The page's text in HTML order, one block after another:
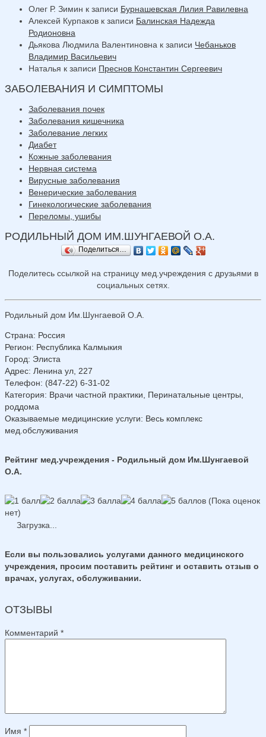
Олег Р. Зимин к записи Бурнашевская Лилия Равилевна
Алексей Курпаков к записи Балинская Надежда
Родионовна
Дьякова Людмила Валентиновна к записи Чебаньков
Владимир Васильевич
Наталья к записи Преснов Константин Сергеевич
ЗАБОЛЕВАНИЯ И СИМПТОМЫ
Заболевания почек
Заболевания кишечника
Заболевание легких
Диабет
Кожные заболевания
Нервная система
Вирусные заболевания
Венерические заболевания
Гинекологические заболевания
Переломы, ушибы
РОДИЛЬНЫЙ ДОМ ИМ.ШУНГАЕВОЙ О.А.
Поделиться…
Поделитесь ссылкой на страницу мед.учреждения с друзьями в
социальных сетях.
Родильный дом Им.Шунгаевой О.А.
Страна: Россия
Регион: Республика Калмыкия
Город: Элиста
Адрес: Ленина ул, 227
Телефон: (847-22) 6-31-02
Категория: Врачи частной практики, Перинатальные центры,
роддома
Оказываемые медицинские услуги: Весь комплекс
мед.обслуживания
Рейтинг мед.учреждения - Родильный дом Им.Шунгаевой
О.А.
(Пока оценок
нет)
Загрузка...
Если вы пользовались услугами данного медицинского
учреждения, просим поставить рейтинг и оставить отзыв о
врачах, услугах, обслуживании.
ОТЗЫВЫ
Комментарий *
Имя *